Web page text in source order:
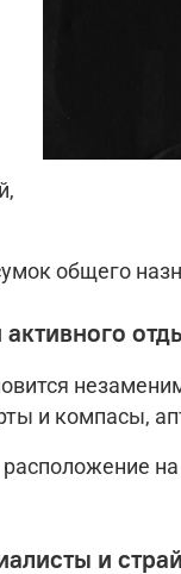
общего
и компасы,
и